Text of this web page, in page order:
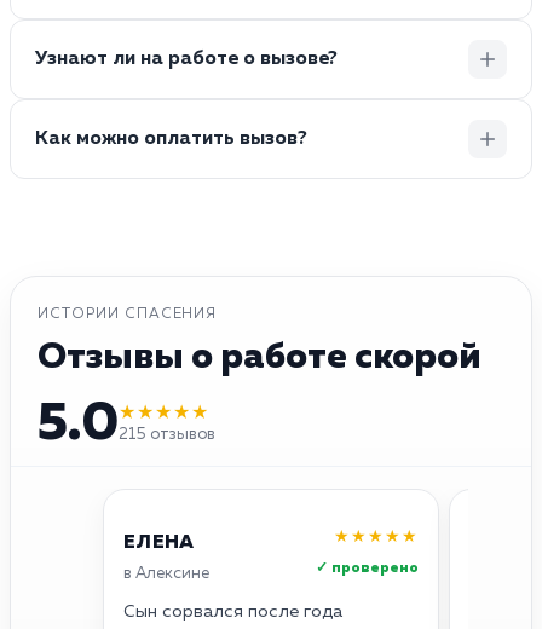
Узнают ли на работе о вызове?
Как можно оплатить вызов?
ИСТОРИИ СПАСЕНИЯ
Отзывы о работе скорой
5.0★★★★★
215 отзывов
ЕЛЕНА
в Алексине
★★★★★
✓ проверено
Сын сорвался после года